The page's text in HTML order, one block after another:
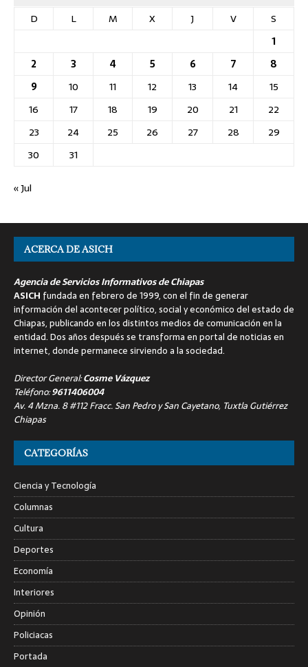
D
L M X J V
S
1
2
3 4 5 6 7
8
9
10 11 12 13 14
15
16
17 18 19 20 21
22
23
24 25 26 27 28
29
30
31
« Jul
ACERCA DE ASICH
Agencia de Servicios Informativos de Chiapas
ASICH fundada en febrero de 1999, con el fin de generar
información del acontecer político, social y económico del estado de
Chiapas, publicando en los distintos medios de comunicación en la
entidad. Dos años después se transforma en portal de noticias en
internet, donde permanece sirviendo a la sociedad.
Director General:Cosme Vázquez
Teléfono:9611406004
Av. 4 Mzna. 8 #112 Fracc. San Pedro y San Cayetano, Tuxtla Gutiérrez
Chiapas
CATEGORÍAS
Ciencia y Tecnología
Columnas
Cultura
Deportes
Economía
Interiores
Opinión
Policiacas
Portada